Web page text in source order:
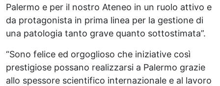
Palermo e per il nostro Ateneo in un ruolo attivo e
da protagonista in prima linea per la gestione di
una patologia tanto grave quanto sottostimata”.
“Sono felice ed orgoglioso che iniziative così
prestigiose possano realizzarsi a Palermo grazie
allo spessore scientifico internazionale e al lavoro